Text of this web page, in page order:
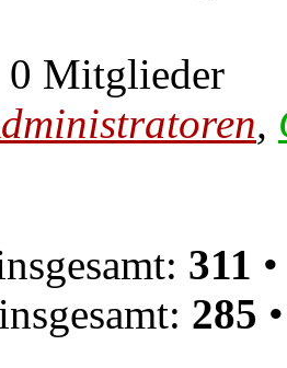
Mitglieder
,
311
285